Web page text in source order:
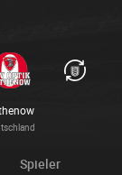
Spieler